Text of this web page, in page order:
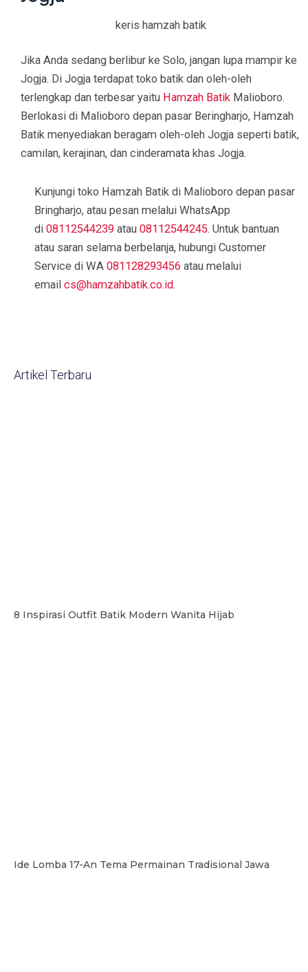
keris hamzah batik
Jika Anda sedang berlibur ke Solo, jangan lupa mampir ke
Jogja. Di Jogja terdapat toko batik dan oleh-oleh
terlengkap dan terbesar yaitu Hamzah Batik Malioboro.
Berlokasi di Malioboro depan pasar Beringharjo, Hamzah
Batik menyediakan beragam oleh-oleh Jogja seperti batik,
camilan, kerajinan, dan cinderamata khas Jogja.
Kunjungi toko Hamzah Batik di Malioboro depan pasar
Bringharjo, atau pesan melalui WhatsApp
di 08112544239 atau 08112544245. Untuk bantuan
atau saran selama berbelanja, hubungi Customer
Service di WA 081128293456 atau melalui
email cs@hamzahbatik.co.id.
Artikel Terbaru
8 Inspirasi Outfit Batik Modern Wanita Hijab
Ide Lomba 17-An Tema Permainan Tradisional Jawa